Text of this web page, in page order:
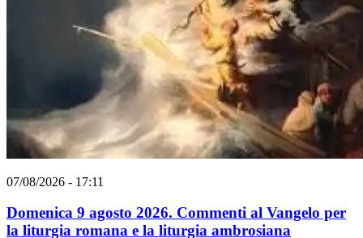
07/08/2026 - 17:11
Domenica 9 agosto 2026. Commenti al Vangelo per
la liturgia romana e la liturgia ambrosiana